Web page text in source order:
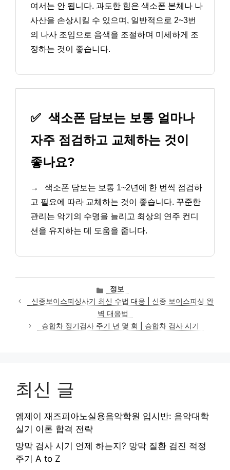
여서는 안 됩니다. 과도한 힘은 색소폰 본체나 나
사산을 손상시킬 수 있으며, 일반적으로 2~3번
의 나사 조임으로 음색을 조절하며 미세하게 조
정하는 것이 좋습니다.
✅ 색소폰 담보는 보통 얼마나
자주 점검하고 교체하는 것이
좋나요?
→
색소폰 담보는 보통 1~2년에 한 번씩 점검하
고 필요에 따라 교체하는 것이 좋습니다. 꾸준한
관리는 악기의 수명을 늘리고 최상의 연주 컨디
션을 유지하는 데 도움을 줍니다.
카
테
고
리
정보
신종보이스피싱사기 최신 수법 대응 | 신종 보이스피싱 완
벽 대응법
승합차 정기검사 주기 년 몇 회 | 승합차 검사 시기
최신 글
엠제이 재즈피아노실용음악학원 입시반: 음악대학
실기 이론 합격 전략
망막 검사 시기 언제 하는지? 망막 질환 검진 적정
주기 A to Z